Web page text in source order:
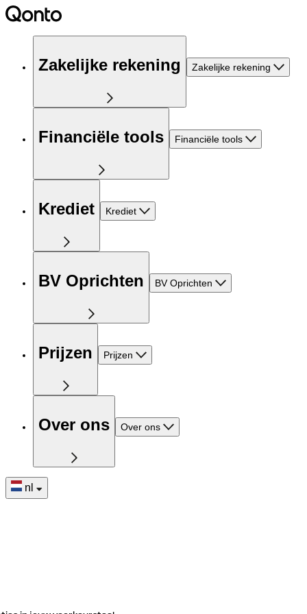
Zakelijke rekening Zakelijke rekening
Financiële tools Financiële tools
Krediet Krediet
BV Oprichten BV Oprichten
Prijzen Prijzen
Over ons Over ons
nl